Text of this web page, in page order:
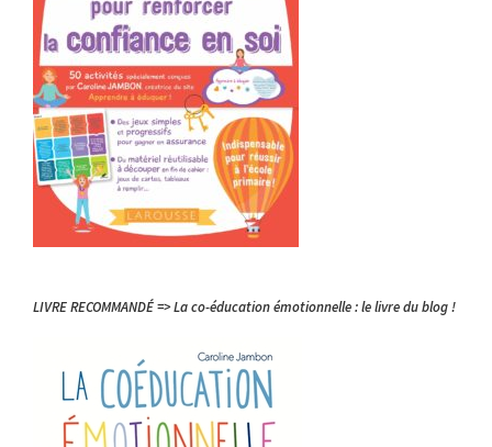
LIVRE RECOMMANDÉ => La co-éducation émotionnelle : le livre du blog !